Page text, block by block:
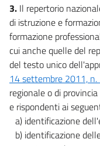
3. Il repertorio
di istruzione e
formazione
cui anche quelle del
del testo unico
14 settembre 2011, n.
regionale o di
e rispondenti ai
a) identificazione
b) identificazione